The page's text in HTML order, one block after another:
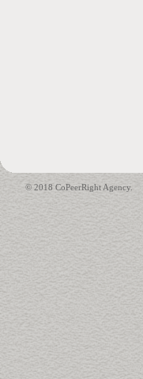
© 2018 CoPeerRight Agency.